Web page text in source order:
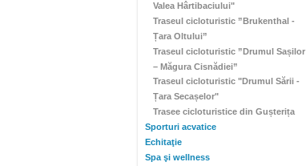
Valea Hârtibaciului"
Traseul cicloturistic ”Brukenthal -
Țara Oltului”
Traseul cicloturistic ”Drumul Sașilor
– Măgura Cisnădiei”
Traseul cicloturistic "Drumul Sării -
Țara Secașelor"
Trasee cicloturistice din Gușterița
Sporturi acvatice
Echitaţie
Spa şi wellness